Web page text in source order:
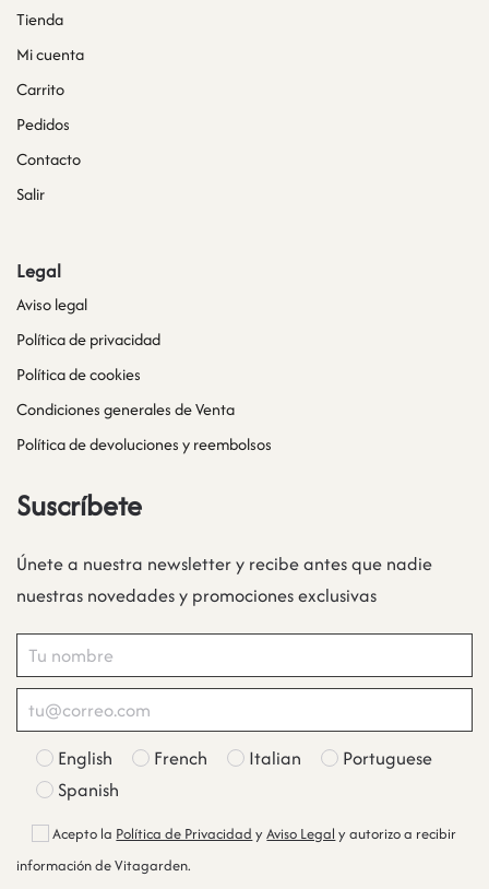
Tienda
Mi cuenta
Carrito
Pedidos
Contacto
Salir
Legal
Aviso legal
Política de privacidad
Política de cookies
Condiciones generales de Venta
Política de devoluciones y reembolsos
Suscríbete
Únete a nuestra newsletter y recibe antes que nadie
nuestras novedades y promociones exclusivas
English French Italian
Portuguese
Spanish
Acepto la Política de Privacidad yAviso Legal y autorizo a recibir
información de Vitagarden.